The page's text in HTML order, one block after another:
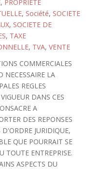
, PROPRIETE
, Société, SOCIETE
, SOCIETE DE
, TAXE
, TVA, VENTE
COMMERCIALES
NECESSAIRE LA
REGLES
DANS CES
A
DES REPONSES
JURIDIQUE,
QUE POURRAIT SE
TOUTE ENTREPRISE.
ASPECTS DU